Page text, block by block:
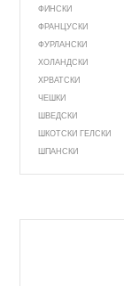
ФИНСКИ
ФРАНЦУСКИ
ФУРЛАНСКИ
ХОЛАНДСКИ
ХРВАТСКИ
ЧЕШКИ
ШВЕДСКИ
ШКОТСКИ ГЕЛСКИ
ШПАНСКИ